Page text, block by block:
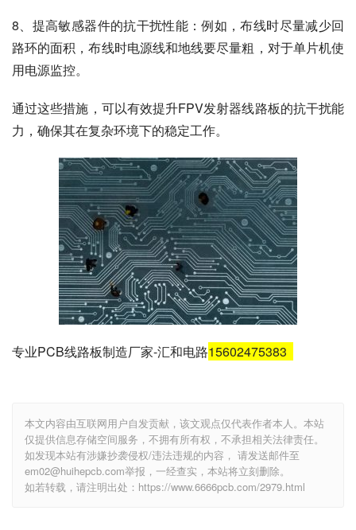
8、提高敏感器件的抗干扰性能：例如，布线时尽量减少回
路环的面积，布线时电源线和地线要尽量粗，对于单片机使
用电源监控。
通过这些措施，可以有效提升FPV发射器线路板的抗干扰能
力，确保其在复杂环境下的稳定工作。
专业PCB线路板制造厂家-汇和电路15602475383
本文内容由互联网用户自发贡献，该文观点仅代表作者本人。本站
仅提供信息存储空间服务，不拥有所有权，不承担相关法律责任。
如发现本站有涉嫌抄袭侵权/违法违规的内容， 请发送邮件至
em02@huihepcb.com举报，一经查实，本站将立刻删除。
如若转载，请注明出处：https://www.6666pcb.com/2979.html